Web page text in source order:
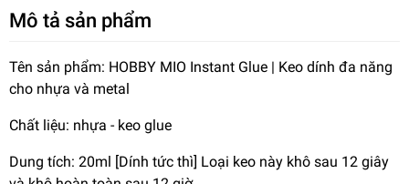
Mô tả sản phẩm
Tên sản phẩm: HOBBY MIO Instant Glue | Keo dính đa năng
cho nhựa và metal
Chất liệu: nhựa - keo glue
Dung tích: 20ml [Dính tức thì] Loại keo này khô sau 12 giây